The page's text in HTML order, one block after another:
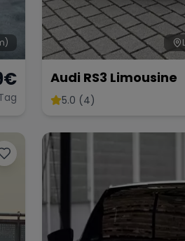
€ Audi RS3 Limousine
5.0 (4)